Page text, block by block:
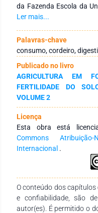
da Fazenda Escola da
do Sul. Foram
peso médio de 17,52 ±
subdivididos em 4 níveis
g/kg de PV com isso
avaliador, ou seja,
consumo de matéria
externo óxido
utilizando Acetonitrila a
Líquida em Alta
Espalhamento de Luz
seca não foi
Recomenda-se a
intoxicação dos
parâmetros sanguíneos
aumento da
dá pelo aumento da
ao pastejo.
Ler mais...
Palavras-chave
consumo, cordeiro,
Publicado no livro
AGRICULTURA EM
FERTILIDADE DO
VOLUME 2
Licença
Esta obra está
Commons Atribuição-
Internacional .
O conteúdo dos
e confiabilidade, são
autor(es). É permitido o